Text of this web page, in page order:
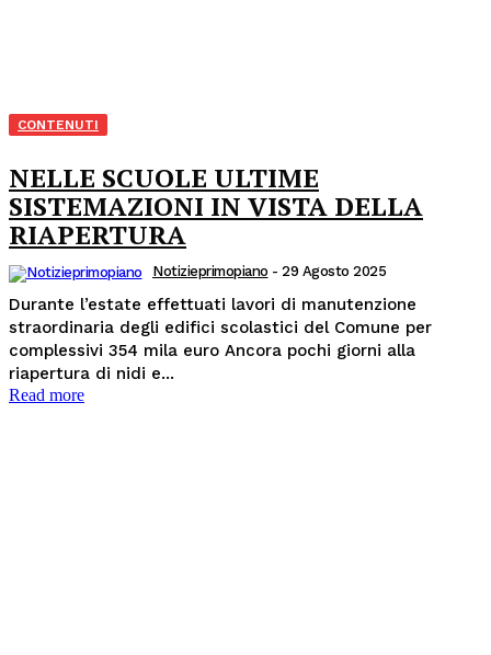
CONTENUTI
NELLE SCUOLE ULTIME
SISTEMAZIONI IN VISTA DELLA
RIAPERTURA
Notizieprimopiano - 29 Agosto 2025
Durante l’estate effettuati lavori di manutenzione
straordinaria degli edifici scolastici del Comune per
complessivi 354 mila euro Ancora pochi giorni alla
riapertura di nidi e...
Read more